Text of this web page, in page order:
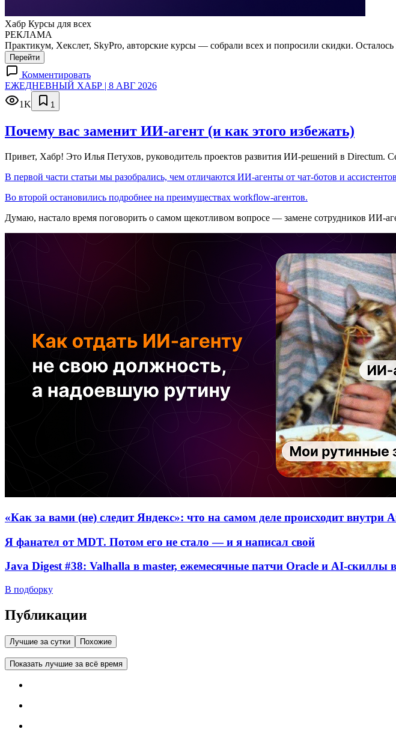
Хабр Курсы для всех
РЕКЛАМА
Практикум, Хекслет, SkyPro, авторские курсы — собрали всех и попросили скидки. Осталось
Перейти
Комментировать
ЕЖЕДНЕВНЫЙ ХАБР | 8 АВГ 2026
1K
1
Почему вас заменит ИИ‑агент (и как этого избежать)
Привет, Хабр! Это Илья Петухов, руководитель проектов развития ИИ-решений в Directum.
В первой части статьи мы разобрались, чем отличаются ИИ-агенты от чат-ботов и
Во второй остановились подробнее на преимуществах workflow-агентов.
Думаю, настало время поговорить о самом щекотливом вопросе — замене сотрудников ИИ-
«Как за вами (не) следит Яндекс»: что на самом деле происходит внутри
Я фанател от MDT. Потом его не стало — и я написал свой
Java Digest #38: Valhalla в master, ежемесячные патчи Oracle и AI-скиллы
В подборку
Публикации
Лучшие за сутки Похожие
Показать лучшие за всё время